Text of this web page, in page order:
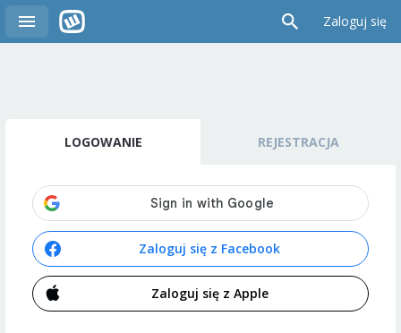
Zaloguj się
LOGOWANIE REJESTRACJA
Zaloguj się z Facebook
Zaloguj się z Apple